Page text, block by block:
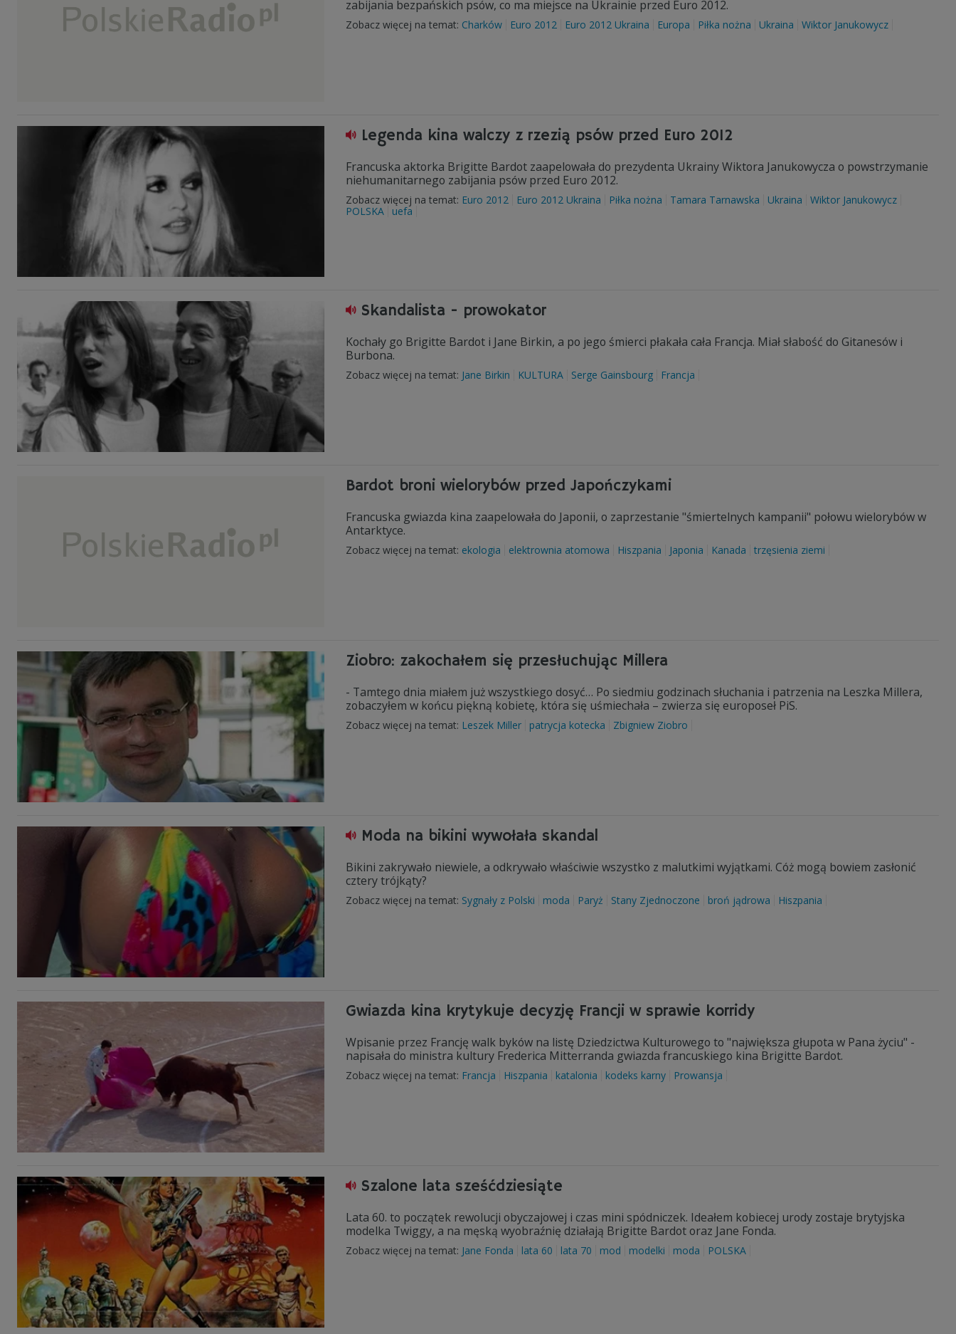
zabijania bezpańskich psów, co ma miejsce na Ukrainie przed Euro 2012.
Zobacz więcej na temat: Charków Euro 2012 Euro 2012 Ukraina Europa Piłka nożna Ukraina Wiktor Janukowycz
Legenda kina walczy z rzezią psów przed Euro 2012
Francuska aktorka Brigitte Bardot zaapelowała do prezydenta Ukrainy Wiktora Janukowycza o powstrzymanie
niehumanitarnego zabijania psów przed Euro 2012.
Zobacz więcej na temat: Euro 2012 Euro 2012 Ukraina Piłka nożna Tamara Tarnawska Ukraina
Wiktor Janukowycz
POLSKA
uefa
Skandalista - prowokator
Kochały go Brigitte Bardot i Jane Birkin, a po jego śmierci płakała cała Francja. Miał słabość do Gitanesów i
Burbona.
Zobacz więcej na temat: Jane Birkin KULTURA Serge Gainsbourg Francja
Bardot broni wielorybów przed Japończykami
Francuska gwiazda kina zaapelowała do Japonii, o zaprzestanie "śmiertelnych kampanii" połowu wielorybów w
Antarktyce.
Zobacz więcej na temat: ekologia elektrownia atomowa Hiszpania Japonia Kanada trzęsienia ziemi
Ziobro: zakochałem się przesłuchując Millera
- Tamtego dnia miałem już wszystkiego dosyć… Po siedmiu godzinach słuchania i patrzenia na Leszka Millera,
zobaczyłem w końcu piękną kobietę, która się uśmiechała – zwierza się europoseł PiS.
Zobacz więcej na temat: Leszek Miller patrycja kotecka Zbigniew Ziobro
Moda na bikini wywołała skandal
Bikini zakrywało niewiele, a odkrywało właściwie wszystko z malutkimi wyjątkami. Cóż mogą bowiem zasłonić
cztery trójkąty?
Zobacz więcej na temat: Sygnały z Polski moda Paryż Stany Zjednoczone broń jądrowa Hiszpania
Gwiazda kina krytykuje decyzję Francji w sprawie korridy
Wpisanie przez Francję walk byków na listę Dziedzictwa Kulturowego to "największa głupota w Pana życiu" -
napisała do ministra kultury Frederica Mitterranda gwiazda francuskiego kina Brigitte Bardot.
Zobacz więcej na temat: Francja Hiszpania katalonia kodeks karny Prowansja
Szalone lata sześćdziesiąte
Lata 60. to początek rewolucji obyczajowej i czas mini spódniczek. Ideałem kobiecej urody zostaje brytyjska
modelka Twiggy, a na męską wyobraźnię działają Brigitte Bardot oraz Jane Fonda.
Zobacz więcej na temat: Jane Fonda lata 60 lata 70 mod modelki moda POLSKA